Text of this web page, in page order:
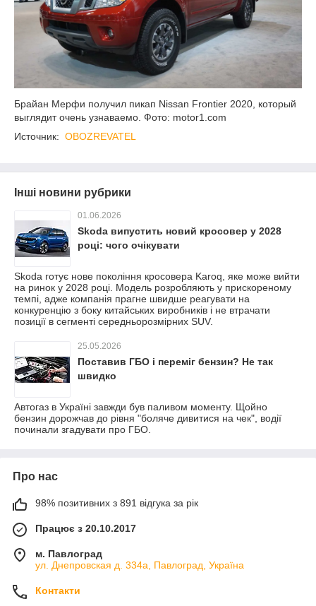
Брайан Мерфи получил пикап Nissan Frontier 2020, который
выглядит очень узнаваемо. Фото: motor1.com
Источник: OBOZREVATEL
Інші новини рубрики
01.06.2026
Skoda випустить новий кросовер у 2028
році: чого очікувати
Skoda готує нове покоління кросовера Karoq, яке може вийти
на ринок у 2028 році. Модель розробляють у прискореному
темпі, адже компанія прагне швидше реагувати на
конкуренцію з боку китайських виробників і не втрачати
позиції в сегменті середньорозмірних SUV.
25.05.2026
Поставив ГБО і переміг бензин? Не так
швидко
Автогаз в Україні завжди був паливом моменту. Щойно
бензин дорожчав до рівня "боляче дивитися на чек", водії
починали згадувати про ГБО.
Про нас
98% позитивних з 891 відгука за рік
Працює з 20.10.2017
м. Павлоград
ул. Днепровская д. 334а, Павлоград, Україна
Контакти